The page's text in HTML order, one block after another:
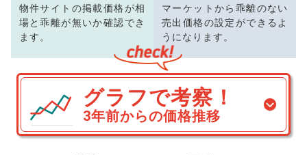
物件サイトの掲載価格が相
場と乖離が無いか確認でき
ます。
マーケットから乖離のない
売出価格の設定ができるよ
うになります。
グラフで考察！
3年前からの価格推移